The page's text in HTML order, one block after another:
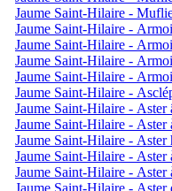
Jaume Saint-Hilaire -
Jaume Saint-Hilaire -
Jaume Saint-Hilaire -
Jaume Saint-Hilaire -
Jaume Saint-Hilaire -
Jaume Saint-Hilaire -
Jaume Saint-Hilaire - Aster
Jaume Saint-Hilaire - Aster
Jaume Saint-Hilaire -
Jaume Saint-Hilaire - Aster
Jaume Saint-Hilaire -
Jaume Saint-Hilaire -